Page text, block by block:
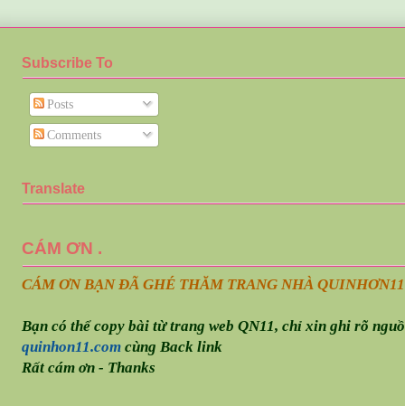
Subscribe To
Posts
Comments
Translate
CÁM ƠN .
CÁM ƠN BẠN ĐÃ GHÉ THĂM TRANG NHÀ QUINHƠN
Bạn có thể copy bài từ trang web QN11, chỉ xin ghi rõ
quinhon11.comcùng Back link
Rất cám ơn - Thanks